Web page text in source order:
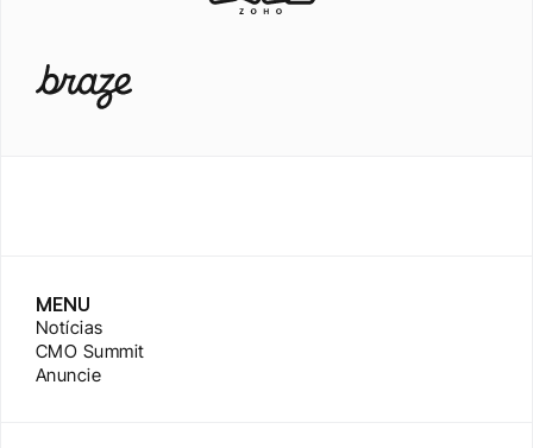
MENU
Notícias
CMO Summit
Anuncie